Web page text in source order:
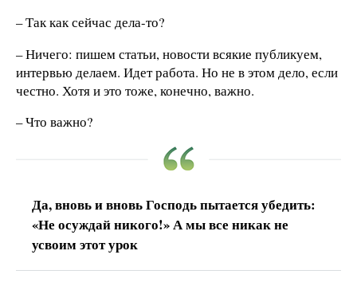
– Так как сейчас дела-то?
– Ничего: пишем статьи, новости всякие публикуем,
интервью делаем. Идет работа. Но не в этом дело, если
честно. Хотя и это тоже, конечно, важно.
– Что важно?
Да, вновь и вновь Господь пытается убедить:
«Не осуждай никого!» А мы все никак не
усвоим этот урок